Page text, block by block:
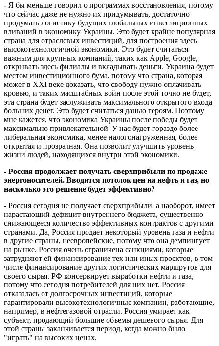
- Я бы меньше говорил о программах восстановления, потому
что сейчас даже не нужно их придумывать, достаточно
продумать логистику будущих глобальных инвестиционных
вливаний в экономику Украины. Это будет крайне популярная
страна для отраслевых инвестиций, для построения здесь
высокотехнологичной экономики. Это будет считаться
важным для крупных компаний, таких как Apple, Google,
открывать здесь филиалы и вкладывать деньги. Украина будет
местом инвестиционного бума, потому что страна, которая
может в XXI веке доказать, что свободу нужно оплачивать
кровью, и таких масштабных войн после этой точно не будет,
эта страна будет заслуживать максимального открытого входа
больших денег. Это будет считаться данью героям. Поэтому
мне кажется, что экономика Украины после победы будет
максимально привлекательной. У нас будет гораздо более
либеральная экономика, менее налогонагруженная, более
открытая и прозрачная. Она позволит улучшить уровень
жизни людей, находящихся внутри этой экономики.
- Россия продолжает получать сверхприбыли по продаже
энергоносителей. Вводится потолок цен на нефть и газ, но
насколько это решение будет эффективно?
- Россия сегодня не получает сверхприбыли, а наоборот, имеет
нарастающий дефицит внутреннего бюджета, существенно
снижающееся количество эффективных контрактов с другими
странами. Да, Россия продает некоторый уровень газа и нефти
в другие страны, неевропейские, потому что она демпингует
на рынке. Россия очень ограничена санкциями, которые
затрудняют ей финансирование тех или иных проектов, в том
числе финансирование других логистических маршрутов для
своего сырья. РФ консервирует выработки нефти и газа,
потому что сегодня потребителей для них нет. Россия
отказалась от долгосрочных инвестиций, которые
гарантировали высокотехнологичные компании, работающие,
например, в нефтегазовой отрасли. Россия умирает как
субъект, продающий большие объемы дешевого сырья. Для
этой страны заканчивается период, когда можно было
"играть" на высоких ценах.